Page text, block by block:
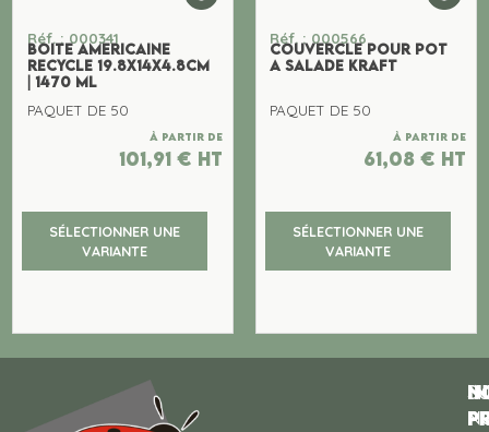
Réf. : 000341
BOITE AMERICAINE
RECYCLE 19.8x14x4.8CM
| 1470 ML
PAQUET DE 50
À partir de
101,91 € ht
SÉLECTIONNER UNE
VARIANTE
Réf. : 000566
COUVERCLE POUR POT
A SALADE KRAFT
PAQUET DE 50
À partir de
61,08 € ht
SÉLECTIONNER UNE
VARIANTE